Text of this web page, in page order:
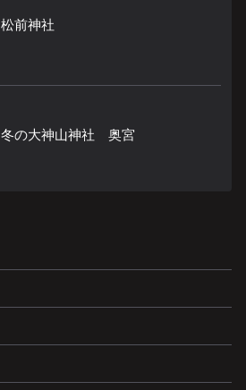
松前神社
冬の大神山神社 奥宮